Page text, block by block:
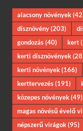
alacsony növények
dísznövény(203)
gondozás(40) kert
kerti dísznövények
kerti növények(166)
kerttervezés(191)
közepes növények(49)
magas növésű évelő
népszerű virágok(95)